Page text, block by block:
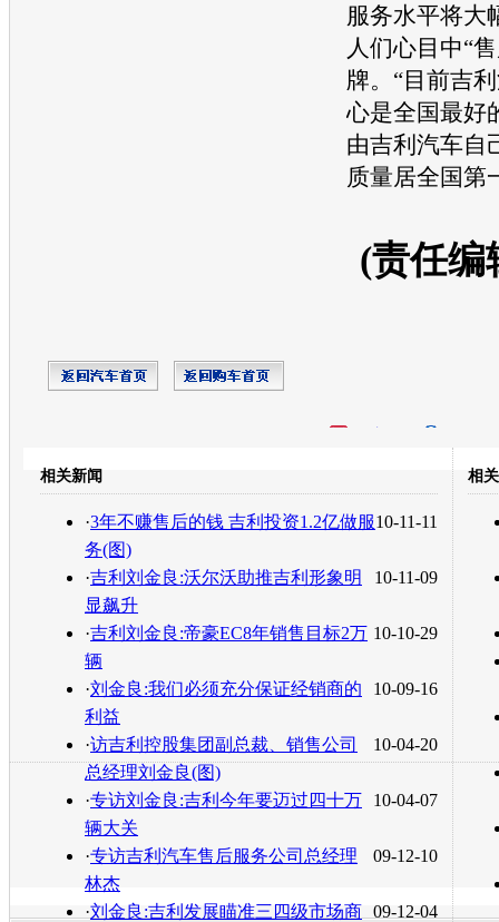
服务水平将大
人们心目中“
牌。“目前吉
心是全国最好
由吉利汽车自
质量居全国第
(责任编
转发至：
相关新闻
10-11-11
·3年不赚售后的钱 吉利投资1.2亿做服
务(图)
10-11-09
·吉利刘金良:沃尔沃助推吉利形象明
显飙升
10-10-29
·吉利刘金良:帝豪EC8年销售目标2万
辆
10-09-16
·刘金良:我们必须充分保证经销商的
利益
10-04-20
·访吉利控股集团副总裁、销售公司
总经理刘金良(图)
10-04-07
·专访刘金良:吉利今年要迈过四十万
辆大关
09-12-10
·专访吉利汽车售后服务公司总经理
林杰
09-12-04
·刘金良:吉利发展瞄准三四级市场商
相